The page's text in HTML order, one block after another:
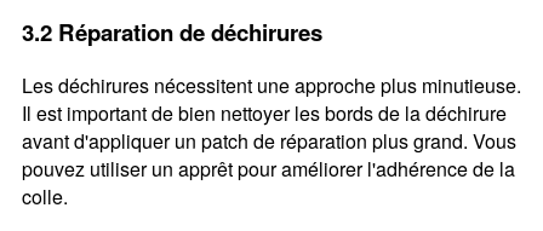
3.2 Réparation de déchirures
Les déchirures nécessitent une approche plus minutieuse.
Il est important de bien nettoyer les bords de la déchirure
avant d'appliquer un patch de réparation plus grand. Vous
pouvez utiliser un apprêt pour améliorer l'adhérence de la
colle.